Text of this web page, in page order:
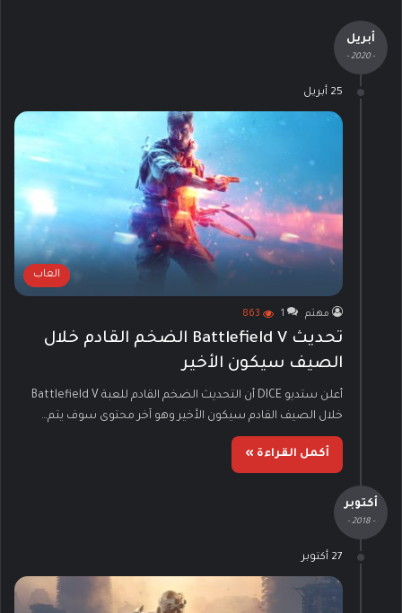
أبريل
- 2020 -
25 أبريل
العاب
مهتم 1
863
تحديث Battlefield V الضخم القادم خلال
الصيف سيكون الأخير
أعلن ستديو DICE أن التحديث الضخم القادم للعبة Battlefield V
خلال الصيف القادم سيكون الأخير وهو آخر محتوى سوف يتم…
أكمل القراءة »
أكتوبر
- 2018 -
27 أكتوبر